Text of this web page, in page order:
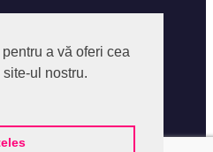
a vă oferi cea
ul nostru.